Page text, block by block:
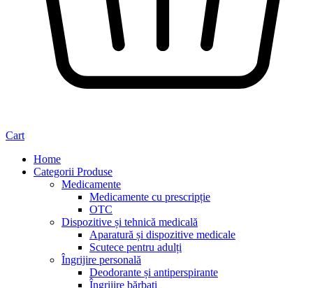
Cart
Home
Categorii Produse
Medicamente
Medicamente cu prescripție
OTC
Dispozitive și tehnică medicală
Aparatură și dispozitive medicale
Scutece pentru adulți
Îngrijire personală
Deodorante și antiperspirante
Îngrijire bărbați